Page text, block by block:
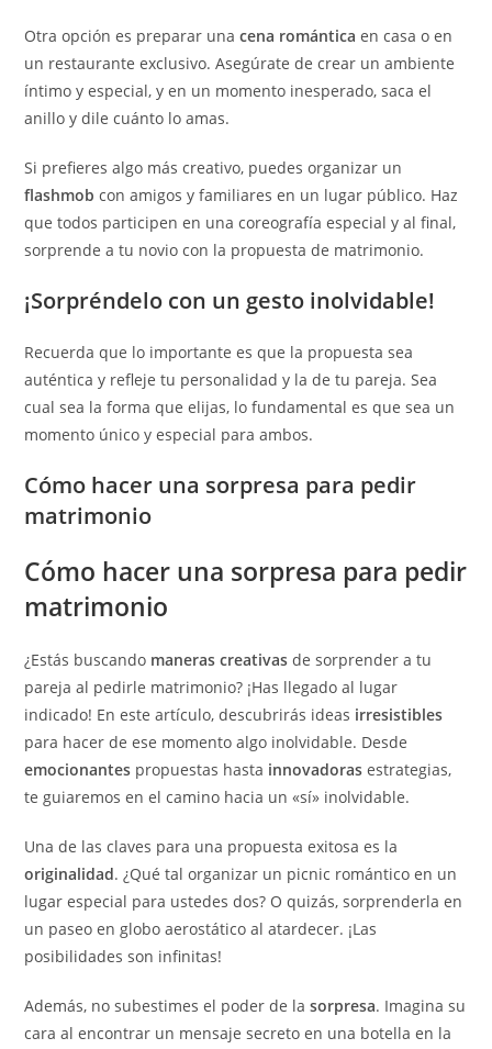
Otra opción es preparar unacena romántica en casa o en
un restaurante exclusivo. Asegúrate de crear un ambiente
íntimo y especial, y en un momento inesperado, saca el
anillo y dile cuánto lo amas.
Si prefieres algo más creativo, puedes organizar un
flashmob con amigos y familiares en un lugar público. Haz
que todos participen en una coreografía especial y al final,
sorprende a tu novio con la propuesta de matrimonio.
¡Sorpréndelo con un gesto inolvidable!
Recuerda que lo importante es que la propuesta sea
auténtica y refleje tu personalidad y la de tu pareja. Sea
cual sea la forma que elijas, lo fundamental es que sea un
momento único y especial para ambos.
Cómo hacer una sorpresa para pedir
matrimonio
Cómo hacer una sorpresa para pedir
matrimonio
¿Estás buscando maneras creativas de sorprender a tu
pareja al pedirle matrimonio? ¡Has llegado al lugar
indicado! En este artículo, descubrirás ideas irresistibles
para hacer de ese momento algo inolvidable. Desde
emocionantes propuestas hasta innovadoras estrategias,
te guiaremos en el camino hacia un «sí» inolvidable.
Una de las claves para una propuesta exitosa es la
originalidad. ¿Qué tal organizar un picnic romántico en un
lugar especial para ustedes dos? O quizás, sorprenderla en
un paseo en globo aerostático al atardecer. ¡Las
posibilidades son infinitas!
Además, no subestimes el poder de lasorpresa. Imagina su
cara al encontrar un mensaje secreto en una botella en la